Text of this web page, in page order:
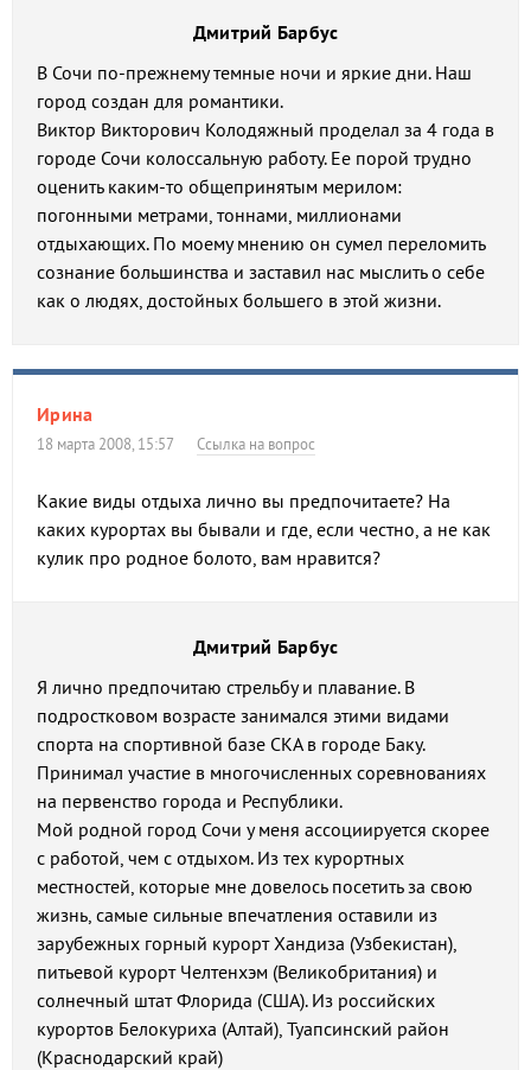
Дмитрий Барбус
В Сочи по-прежнему темные ночи и яркие дни. Наш
город создан для романтики.
Виктор Викторович Колодяжный проделал за 4 года в
городе Сочи колоссальную работу. Ее порой трудно
оценить каким-то общепринятым мерилом:
погонными метрами, тоннами, миллионами
отдыхающих. По моему мнению он сумел переломить
сознание большинства и заставил нас мыслить о себе
как о людях, достойных большего в этой жизни.
Ирина
18 марта 2008, 15:57 Ссылка на вопрос
Какие виды отдыха лично вы предпочитаете? На
каких курортах вы бывали и где, если честно, а не как
кулик про родное болото, вам нравится?
Дмитрий Барбус
Я лично предпочитаю стрельбу и плавание. В
подростковом возрасте занимался этими видами
спорта на спортивной базе СКА в городе Баку.
Принимал участие в многочисленных соревнованиях
на первенство города и Республики.
Мой родной город Сочи у меня ассоциируется скорее
с работой, чем с отдыхом. Из тех курортных
местностей, которые мне довелось посетить за свою
жизнь, самые сильные впечатления оставили из
зарубежных горный курорт Хандиза (Узбекистан),
питьевой курорт Челтенхэм (Великобритания) и
солнечный штат Флорида (США). Из российских
курортов Белокуриха (Алтай), Туапсинский район
(Краснодарский край)